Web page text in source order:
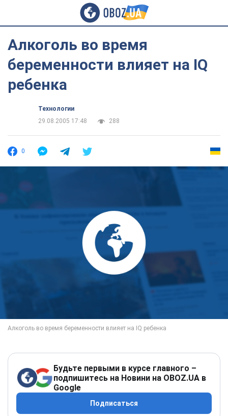
Алкоголь во время
беременности влияет на IQ
ребенка
Технологии
29.08.2005 17:48
288
0
Будьте первыми в курсе главного –
подпишитесь на Новини на OBOZ.UA в
Google
Подписаться